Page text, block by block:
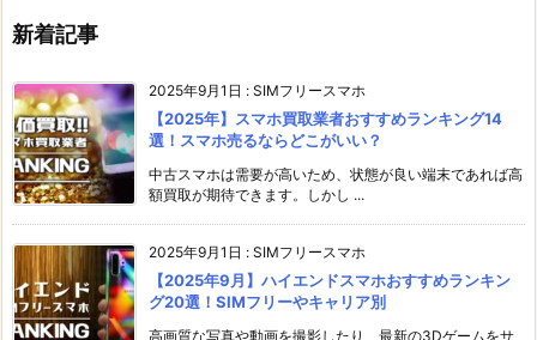
新着記事
2025年9月1日 : SIMフリースマホ
【2025年】スマホ買取業者おすすめランキング14
選！スマホ売るならどこがいい？
中古スマホは需要が高いため、状態が良い端末であれば高
額買取が期待できます。しかし ...
2025年9月1日 : SIMフリースマホ
【2025年9月】ハイエンドスマホおすすめランキン
グ20選！SIMフリーやキャリア別
高画質な写真や動画を撮影したり、最新の3Dゲームをサ